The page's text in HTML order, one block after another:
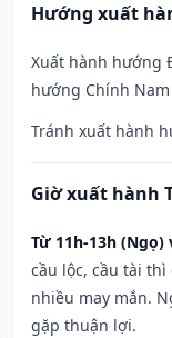
Hướng xuất
Xuất hành hướng
hướng Chính
Tránh xuất hành
Giờ xuất hành
Từ 11h-13h (Ngọ)
cầu lộc, cầu tài
nhiều may mắn.
gặp thuận lợi.